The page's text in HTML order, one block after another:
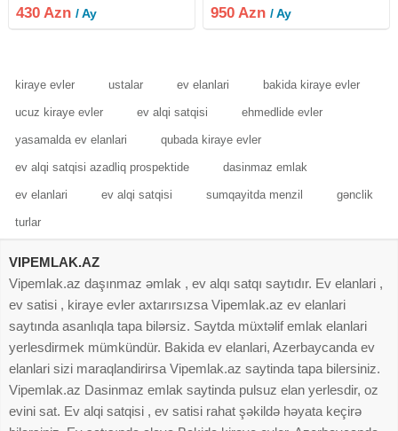
kirayə verilir. ​Mənzilin göstəriciləri: ​
Mərtəbə: 6-cı mərtəbə (Bina liftlə
430 Azn/ Ay
yeni təmirli və yeni əşyalı verilir
geniş və rahat mənzildir ətrafda
950 Azn/ Ay
kiraye evler ustalar ev elanlari bakida kiraye evler
ucuz kiraye evler ev alqi satqisi ehmedlide evler
yasamalda ev elanlari qubada kiraye evler
ev alqi satqisi azadliq prospektide dasinmaz emlak
ev elanlari ev alqi satqisi sumqayitda menzil gənclik
turlar
VIPEMLAK.AZ
Vipemlak.az daşınmaz əmlak , ev alqı satqı saytıdır. Ev elanlari ,
ev satisi , kiraye evler axtarırsızsa Vipemlak.az ev elanlari
saytında asanlıqla tapa bilərsiz. Saytda müxtəlif emlak elanlari
yerlesdirmek mümkündür. Bakida ev elanlari, Azerbaycanda ev
elanlari sizi maraqlandirirsa Vipemlak.az saytinda tapa bilersiniz.
Vipemlak.az Dasinmaz emlak saytinda pulsuz elan yerlesdir, oz
evini sat. Ev alqi satqisi , ev satisi rahat şəkildə həyata keçirə